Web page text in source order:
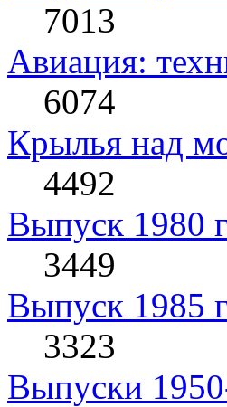
7013
Авиация:
6074
Крылья над
4492
Выпуск 1980
3449
Выпуск 1985
3323
Выпуски